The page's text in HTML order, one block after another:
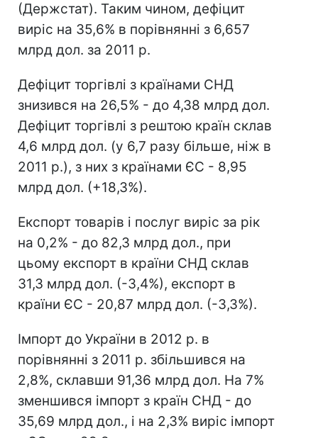
(Держстат). Таким чином, дефіцит
виріс на 35,6% в порівнянні з 6,657
млрд дол. за 2011 р.
Дефіцит торгівлі з країнами СНД
знизився на 26,5% - до 4,38 млрд дол.
Дефіцит торгівлі з рештою країн склав
4,6 млрд дол. (у 6,7 разу більше, ніж в
2011 р.), з них з країнами ЄС - 8,95
млрд дол. (+18,3%).
Експорт товарів і послуг виріс за рік
на 0,2% - до 82,3 млрд дол., при
цьому експорт в країни СНД склав
31,3 млрд дол. (-3,4%), експорт в
країни ЄС - 20,87 млрд дол. (-3,3%).
Імпорт до України в 2012 р. в
порівнянні з 2011 р. збільшився на
2,8%, склавши 91,36 млрд дол. На 7%
зменшився імпорт з країн СНД - до
35,69 млрд дол., і на 2,3% виріс імпорт